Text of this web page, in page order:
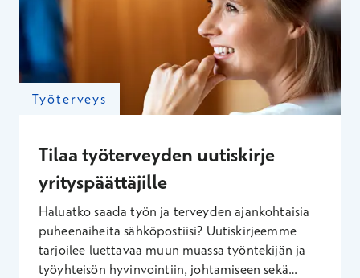
Työterveys
Tilaa työterveyden uutiskirje
yrityspäättäjille
Haluatko saada työn ja terveyden ajankohtaisia
puheenaiheita sähköpostiisi? Uutiskirjeemme
tarjoilee luettavaa muun muassa työntekijän ja
työyhteisön hyvinvointiin, johtamiseen sekä